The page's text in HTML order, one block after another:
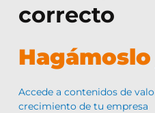
correcto
Accede a contenidos de
crecimiento de tu empresa